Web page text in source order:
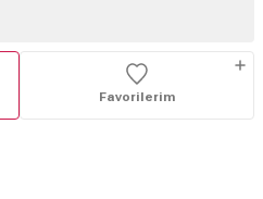
Favorilerim